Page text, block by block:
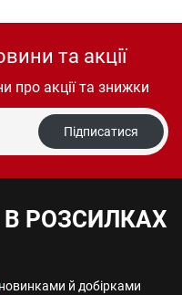
та акції
про акції та знижки
Підписатися
РОЗСИЛКАХ
новинками й добірками